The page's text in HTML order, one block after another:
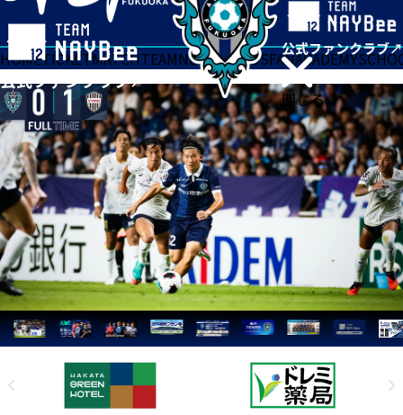
閉じる
HOMETICKETMATCHTEAMNEWSGOODSFANACADEMY